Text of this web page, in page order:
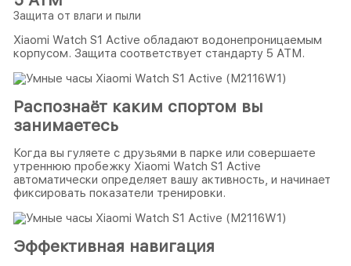
Защита от влаги и пыли
Xiaomi Watch S1 Active обладают водонепроницаемым
корпусом. Защита соответствует стандарту 5 АТМ.
Распознаёт каким спортом вы
занимаетесь
Когда вы гуляете с друзьями в парке или совершаете
утреннюю пробежку Xiaomi Watch S1 Active
автоматически определяет вашу активность, и начинает
фиксировать показатели тренировки.
Эффективная навигация